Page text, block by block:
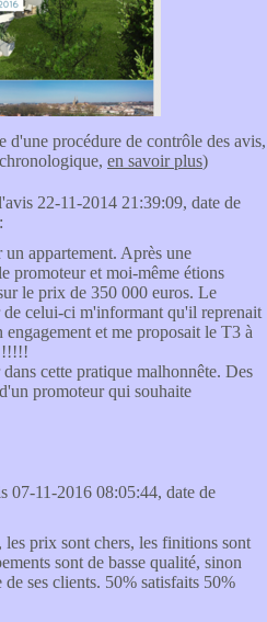
d'une procédure de contrôle des avis,
en savoir plus)
22-11-2014 21:39:09, date de
un appartement. Après une
promoteur et moi-même étions
le prix de 350 000 euros. Le
de celui-ci m'informant qu'il reprenait
engagement et me proposait le T3 à
!!!!!
cette pratique malhonnête. Des
promoteur qui souhaite
07-11-2016 08:05:44, date de
les prix sont chers, les finitions sont
sont de basse qualité, sinon
ses clients. 50% satisfaits 50%